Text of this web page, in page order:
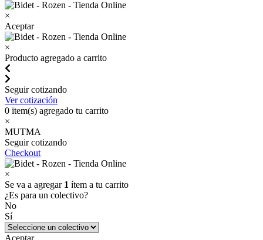
×
Aceptar
×
Producto agregado a carrito
Seguir cotizando
Ver cotización
0 item(s) agregado tu carrito
×
MUTMA
Seguir cotizando
Checkout
×
Se va a agregar 1 ítem a tu carrito
¿Es para un colectivo?
No
Sí
Aceptar